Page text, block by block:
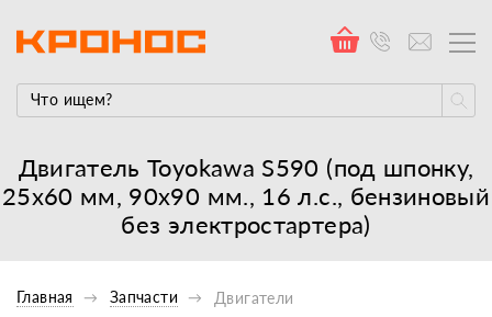
Двигатель Toyokawa S590 (под шпонку,
25х60 мм, 90х90 мм., 16 л.с., бензиновый
без электростартера)
Главная Запчасти Двигатели